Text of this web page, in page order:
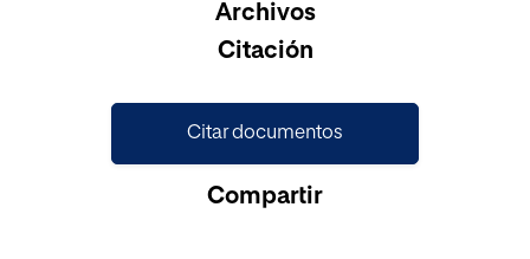
Archivos
Citación
Citar documentos
Compartir